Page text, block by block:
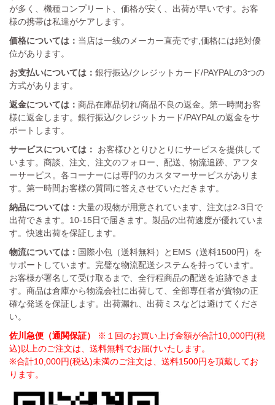
が多く、機種コンプリート、価格が安く、出荷が早いです。お客
様の携帯は私達がケアします。
価格については： 当店は一线のメーカー直売です,価格には絶対優
位があります。
お支払いについては： 銀行振込/クレジットカード/PAYPALの3つの
方式があります。
返金については： 商品在庫品切れ/商品不良の返金。第一時間お客
様に返金します。銀行振込/クレジットカード/PAYPALの返金をサ
ポートします。
サービスについては：
お客様ひとりひとりにサービスを提供して
います。商談、注文、注文のフォロー、配送、物流追跡、アフタ
ーサービス。各コーナーには専門のカスタマーサービスがありま
す。第一時間お客様の質問に答えさせていただきます。
納品については： 大量の現物が用意されています、注文は2-3日で
出荷できます。10-15日で届きます。製品の出荷速度が優れていま
す。快速出荷を保証します。
物流については： 国際小包（送料無料）とEMS（送料1500円）を
サポートしています。完璧な物流配送システムを持っています。
お客様が署名して受け取るまで、全行程商品の配送を追跡できま
す。商品は倉庫から物流会社に出荷して、全部専任者が貨物の正
確な発送を保証します。出荷漏れ、出荷ミスなどは避けてくださ
い。
佐川急便（通関保証）
※１回のお買い上げ金額が合計10,000円(税
込)以上のご注文は、送料無料でお届けいたします。
※合計10,000円(税込)未満のご注文は、送料1500円を頂戴してお
ります。